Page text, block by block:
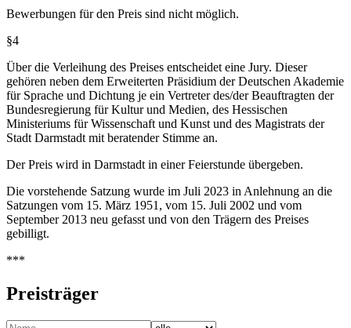
Bewerbungen für den Preis sind nicht möglich.
§4
Über die Verleihung des Preises entscheidet eine Jury. Dieser
gehören neben dem Erweiterten Präsidium der Deutschen Akademie
für Sprache und Dichtung je ein Vertreter des/der Beauftragten der
Bundesregierung für Kultur und Medien, des Hessischen
Ministeriums für Wissenschaft und Kunst und des Magistrats der
Stadt Darmstadt mit beratender Stimme an.
Der Preis wird in Darmstadt in einer Feierstunde übergeben.
Die vorstehende Satzung wurde im Juli 2023 in Anlehnung an die
Satzungen vom 15. März 1951, vom 15. Juli 2002 und vom
September 2013 neu gefasst und von den Trägern des Preises
gebilligt.
***
Preisträger